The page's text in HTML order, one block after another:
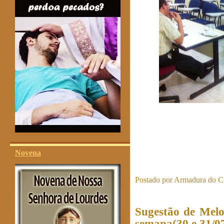
Novena
Postado porArmadura do
Sugestão de